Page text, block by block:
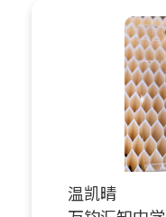
温凯晴